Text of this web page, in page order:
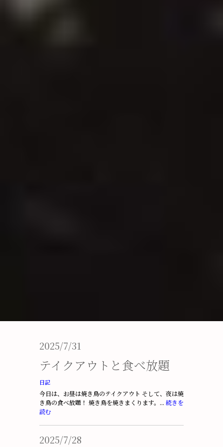
2025/7/31
テイクアウトと食べ放題
日記
今日は、お昼は焼き鳥のテイクアウト そして、夜は焼
き鳥の食べ放題！ 焼き鳥を焼きまくります。... 続きを
読む
2025/7/28